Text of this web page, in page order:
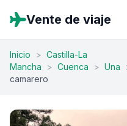
Vente de viaje
Inicio > Castilla-La
Mancha
> Cuenca > Una
camarero